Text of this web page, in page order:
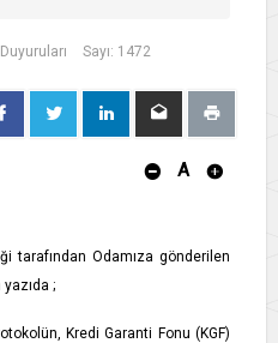
Sayı: 1472
A
tarafından Odamıza gönderilen
;
Kredi Garanti Fonu (KGF)